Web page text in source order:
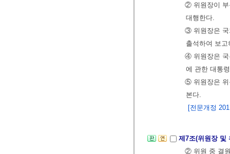
② 위원장이 부
대행한다.
③ 위원장은 국
출석하여 보
④ 위원장은 국
에 관한 대통
⑤ 위원장은 위
본다.
[전문개정
제7조(위원장 및
② 위원 중 결